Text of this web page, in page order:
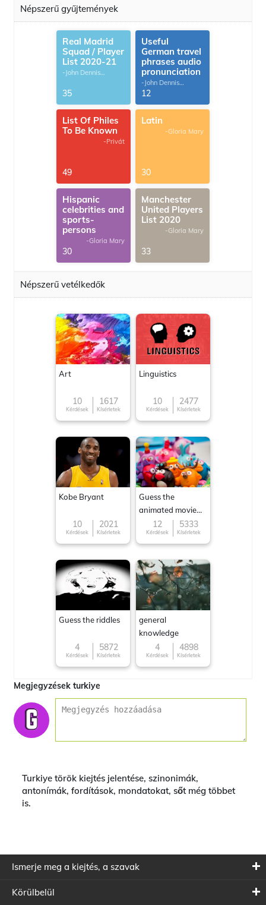
Népszerű gyűjtemények
Real Madrid
Squad / Player
List 2020-21
-John Dennis
35
Useful
German travel
phrases audio
pronunciation
-John Dennis
G.Thomas
12
List Of Philes
To Be Known
-Privát
49
Latin
-Gloria Mary
30
Hispanic
celebrities and
sports-
persons
-Gloria Mary
30
Manchester
United Players
List 2020
-Gloria Mary
33
Népszerű vetélkedők
Art
10
Kérdések
1617
Kísérletek
Linguistics
10
Kérdések
2477
Kísérletek
Kobe Bryant
10
Kérdések
2021
Kísérletek
Guess the
animated movie
character
12
Kérdések
5333
Kísérletek
Guess the riddles
4
Kérdések
5872
Kísérletek
general
knowledge
4
Kérdések
4898
Kísérletek
Megjegyzések turkiye
Turkiye török kiejtés jelentése, szinonimák,
antonímák, fordítások, mondatokat, sőt még többet
is.
Ismerje meg a kiejtés, a szavak
Körülbelül